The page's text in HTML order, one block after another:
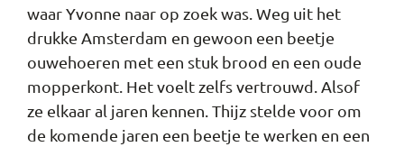
waar Yvonne naar op zoek was. Weg uit het
drukke Amsterdam en gewoon een beetje
ouwehoeren met een stuk brood en een oude
mopperkont. Het voelt zelfs vertrouwd. Alsof
ze elkaar al jaren kennen. Thijz stelde voor om
de komende jaren een beetje te werken en een